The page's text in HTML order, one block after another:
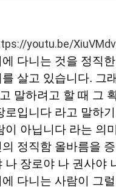
youtu.be/
다니는 것을 정직
살고 있습니다. 그
말하려고 할 때 그
로입니다 라고 말하
이 아닙니다 라는 의
정직함 올바름을
나 장로야 나 권사야
다니는 사람이 그